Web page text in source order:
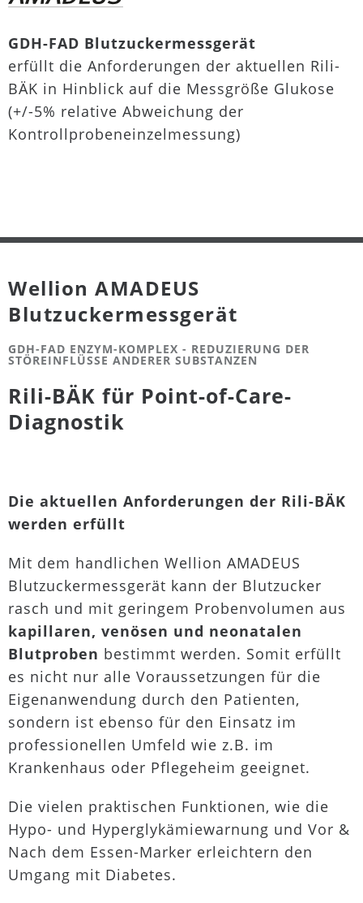
GDH-FAD Blutzuckermessgerät
erfüllt die Anforderungen der aktuellen Rili-
BÄK in Hinblick auf die Messgröße Glukose
(+/-5% relative Abweichung der
Kontrollprobeneinzelmessung)
Wellion AMADEUS
Blutzuckermessgerät
GDH-FAD ENZYM-KOMPLEX - REDUZIERUNG DER
STÖREINFLÜSSE ANDERER SUBSTANZEN
Rili-BÄK für Point-of-Care-
Diagnostik
Die aktuellen Anforderungen der Rili-BÄK
werden erfüllt
Mit dem handlichen Wellion AMADEUS
Blutzuckermessgerät kann der Blutzucker
rasch und mit geringem Probenvolumen aus
kapillaren, venösen und neonatalen
Blutproben bestimmt werden. Somit erfüllt
es nicht nur alle Voraussetzungen für die
Eigenanwendung durch den Patienten,
sondern ist ebenso für den Einsatz im
professionellen Umfeld wie z.B. im
Krankenhaus oder Pflegeheim geeignet.
Die vielen praktischen Funktionen, wie die
Hypo- und Hyperglykämiewarnung und Vor &
Nach dem Essen-Marker erleichtern den
Umgang mit Diabetes.